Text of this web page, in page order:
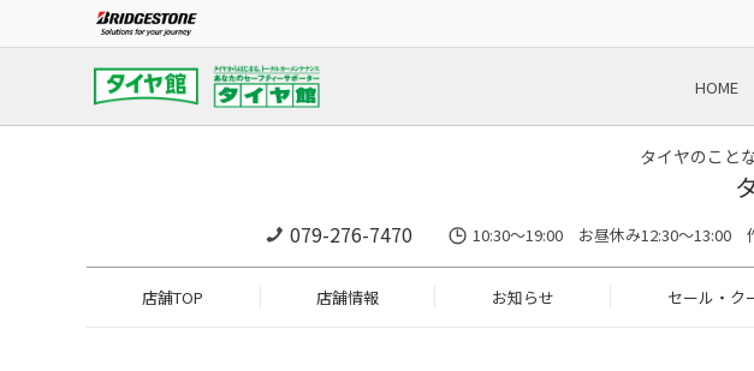
HOME
タイヤのこと
079-276-7470 10:30～19:00 お昼休み12:30～13:00
店舗TOP 店舗情報 お知らせ セール・ク